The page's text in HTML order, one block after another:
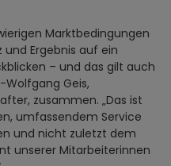
Marktbedingungen
Ergebnis auf ein
– und das gilt auch
Wolfgang Geis,
zusammen. „Das ist
umfassendem Service
und nicht zuletzt dem
unserer Mitarbeiterinnen